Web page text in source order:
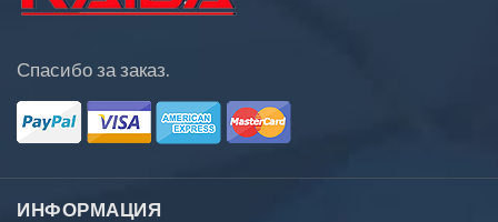
Спасибо за заказ.
ИНФОРМАЦИЯ